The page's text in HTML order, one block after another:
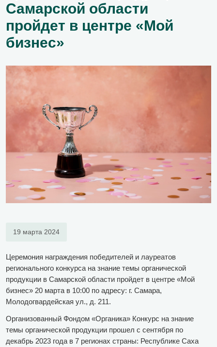
Самарской области
пройдет в центре «Мой
бизнес»
19 марта 2024
Церемония награждения победителей и лауреатов
регионального конкурса на знание темы органической
продукции в Самарской области пройдет в центре «Мой
бизнес» 20 марта в 10:00 по адресу: г. Самара,
Молодогвардейская ул., д. 211.
Организованный Фондом «Органика» Конкурс на знание
темы органической продукции прошел с сентября по
декабрь 2023 года в 7 регионах страны: Республике Саха